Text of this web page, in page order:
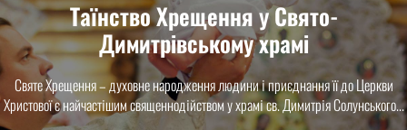
Таїнство Хрещення у Свято-
Димитрівському храмі
Святе Хрещення – духовне народження людини і приєднання її до Церкви
Христової є найчастішим священнодійством у храмі св. Димитрія Солунського...